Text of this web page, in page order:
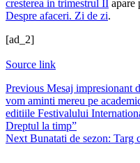
cresterea in trimestrul II apare
Despre afaceri. Zi de zi.
[ad_2]
Source link
Post
navigation
Previous Mesaj impresionant
vom aminti mereu pe
editiile Festivalului
Dreptul la timp”
Next Bunatati de sezon: Targ